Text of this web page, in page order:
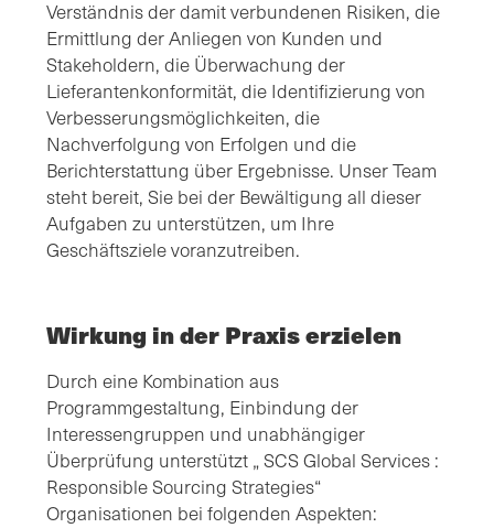
Verständnis der damit verbundenen Risiken, die
Ermittlung der Anliegen von Kunden und
Stakeholdern, die Überwachung der
Lieferantenkonformität, die Identifizierung von
Verbesserungsmöglichkeiten, die
Nachverfolgung von Erfolgen und die
Berichterstattung über Ergebnisse. Unser Team
steht bereit, Sie bei der Bewältigung all dieser
Aufgaben zu unterstützen, um Ihre
Geschäftsziele voranzutreiben.
Wirkung in der Praxis erzielen
Durch eine Kombination aus
Programmgestaltung, Einbindung der
Interessengruppen und unabhängiger
Überprüfung unterstützt „ SCS Global Services :
Responsible Sourcing Strategies“
Organisationen bei folgenden Aspekten: